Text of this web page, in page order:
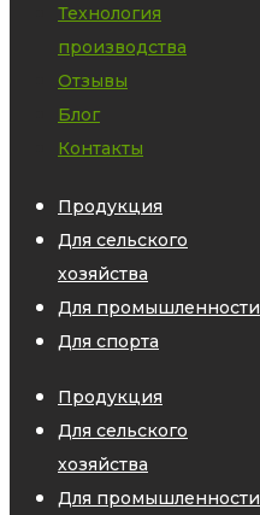
Технология
производства
Отзывы
Блог
Контакты
Продукция
Для сельского
хозяйства
Для промышленности
Для спорта
Продукция
Для сельского
хозяйства
Для промышленности